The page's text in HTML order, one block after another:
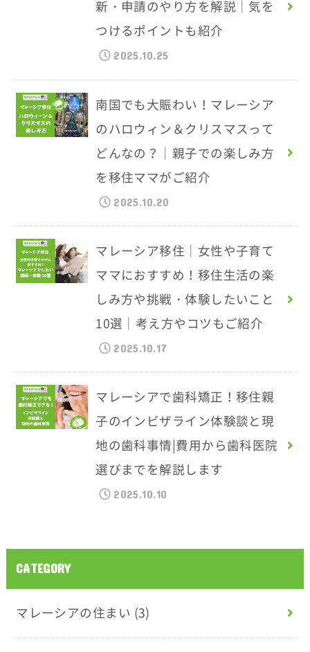
新・申請のやり方を解説｜気を
つけるポイントも紹介
2025.10.25
南国でも大賑わい！マレーシア
のハロウィン＆クリスマスって
どんなの？｜親子での楽しみ方
を移住ママがご紹介
2025.10.20
マレーシア移住｜女性や子育て
ママにおすすめ！移住生活の楽
しみ方や挑戦・体験したいこと
10選｜考え方やコツもご紹介
2025.10.17
マレーシアで歯科矯正！移住親
子のインビザライン体験談と現
地の歯科事情|費用から歯科医院
選びまでを解説します
2025.10.10
CATEGORY
マレーシアの住まい (3)